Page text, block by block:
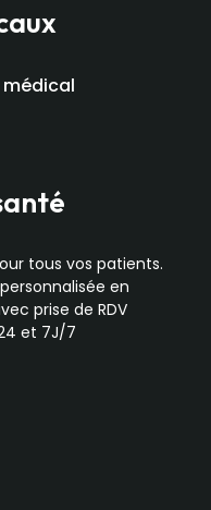
tous vos patients.
en
prise de RDV
et 7J/7